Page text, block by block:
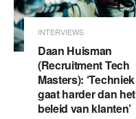
INTERVIEWS
Daan Huisman
(Recruitment Tech
Masters): ‘Techniek
gaat harder dan het
beleid van klanten’